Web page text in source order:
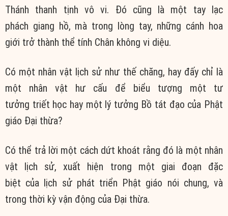
Thánh thanh tịnh vô vi. Đó cũng là một tay lạc
phách giang hồ, mà trong lòng tay, những cánh hoa
giới trở thành thể tính Chân không vi diệu.
Có một nhân vật lịch sử như thế chăng, hay đấy chỉ là
một nhân vật hư cấu để biểu tượng một tư
tưởng triết học hay một lý tưởng Bồ tát đạo của Phật
giáo Đại thừa?
Có thể trả lời một cách dứt khoát rằng đó là một nhân
vật lịch sử, xuất hiện trong một giai đoạn đặc
biệt của lịch sử phát triển Phật giáo nói chung, và
trong thời kỳ vận động của Đại thừa.